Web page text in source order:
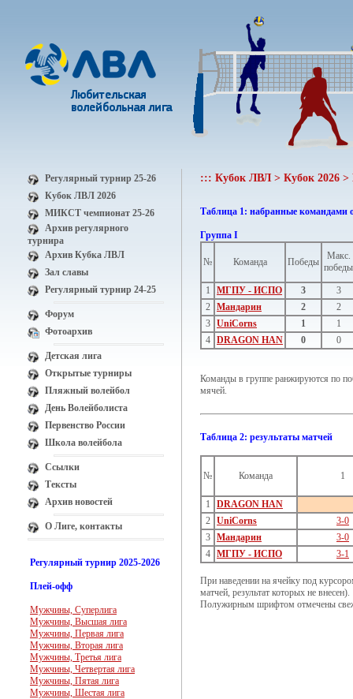
Регулярный турнир 25-26
Кубок ЛВЛ 2026
МИКСТ чемпионат 25-26
Архив регулярного
турнира
Архив Кубка ЛВЛ
Зал славы
Регулярный турнир 24-25
Форум
Фотоархив
Детская лига
Открытые турниры
Пляжный волейбол
День Волейболиста
Первенство России
Школа волейбола
Ссылки
Тексты
Архив новостей
О Лиге, контакты
Регулярный турнир 2025-2026
Плей-офф
Мужчины, Суперлига
Мужчины, Высшая лига
Мужчины, Первая лига
Мужчины, Вторая лига
Мужчины, Третья лига
Мужчины, Четвертая лига
Мужчины, Пятая лига
Мужчины, Шестая лига
::: Кубок ЛВЛ > Кубок 2026
Таблица 1: набранные командами
Группа I
№ Команда Победы
Макс.
победы
1 МГПУ - ИСПО 3
3
2
Мандарин 2
2
3
UniCorns 1
1
4
DRAGON HAN 0 0
Команды в группе ранжируются по
мячей.
Таблица 2: результаты матчей
№ Команда 1
1
DRAGON HAN
2
UniCorns
3-0
3
Мандарин
3-0
4
МГПУ - ИСПО 3-1
При наведении на ячейку под
матчей, результат которых не внесен).
Полужирным шрифтом отмечены